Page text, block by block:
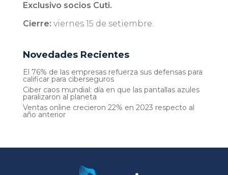
Exclusivo socios Cuti.
Cierre: viernes 15 de setiembre.
Novedades Recientes
El 76% de las empresas refuerza sus defensas para
calificar para ciberseguros
Ciber caos mundial: día en que las pantallas azules
paralizaron al planeta
Ventas online crecieron 22% en 2023 respecto al
año anterior